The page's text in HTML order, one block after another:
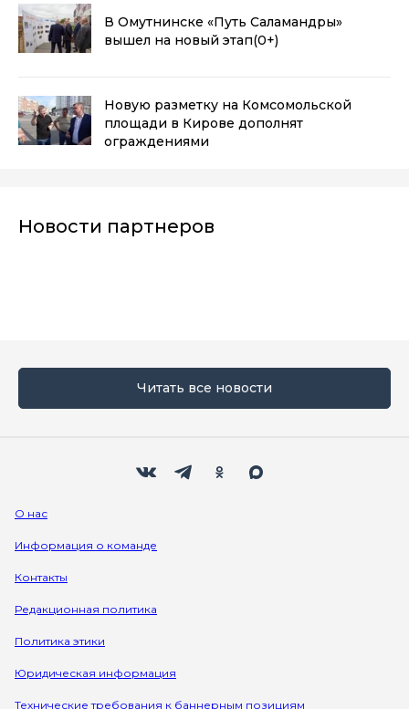
В Омутнинске «Путь Саламандры»
вышел на новый этап(0+)
Новую разметку на Комсомольской
площади в Кирове дополнят
ограждениями
Новости партнеров
Читать все новости
О нас
Информация о команде
Контакты
Редакционная политика
Политика этики
Юридическая информация
Технические требования к баннерным позициям